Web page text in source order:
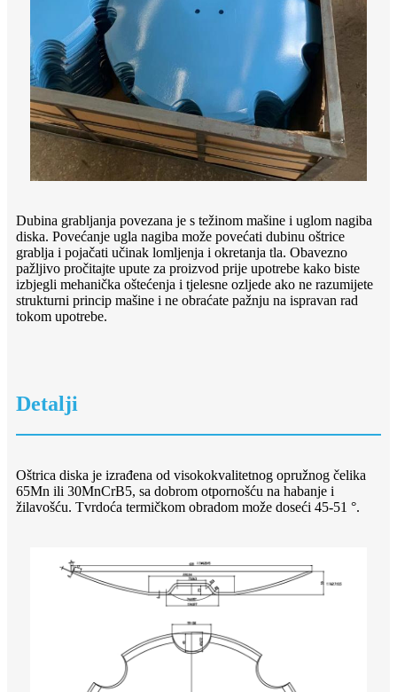
Dubina grabljanja povezana je s težinom mašine i uglom nagiba
diska. Povećanje ugla nagiba može povećati dubinu oštrice
grablja i pojačati učinak lomljenja i okretanja tla. Obavezno
pažljivo pročitajte upute za proizvod prije upotrebe kako biste
izbjegli mehanička oštećenja i tjelesne ozljede ako ne razumijete
strukturni princip mašine i ne obraćate pažnju na ispravan rad
tokom upotrebe.
Detalji
Oštrica diska je izrađena od visokokvalitetnog opružnog čelika
65Mn ili 30MnCrB5, sa dobrom otpornošću na habanje i
žilavošću. Tvrdoća termičkom obradom može doseći 45-51 °.